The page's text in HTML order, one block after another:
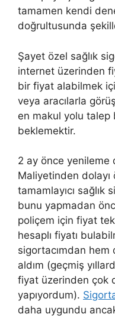
tamamen kendi
doğrultusunda
Şayet özel sağlık
internet üzerinden
bir fiyat alabilmek
veya aracılarla
en makul yolu talep
beklemektir.
2 ay önce yenileme
Maliyetinden dolayı
tamamlayıcı sağlık
bunu yapmadan
poliçem için fiyat
hesaplı fiyatı
sigortacımdan hem
aldım (geçmiş
fiyat üzerinden çok
yapıyordum).
daha uygundu